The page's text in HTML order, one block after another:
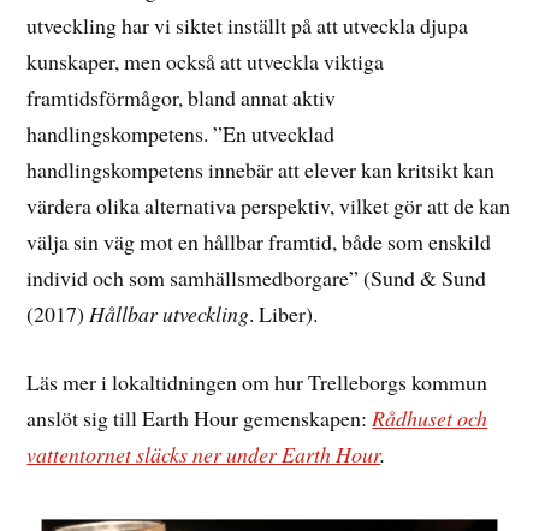
utveckling har vi siktet inställt på att utveckla djupa
kunskaper, men också att utveckla viktiga
framtidsförmågor, bland annat aktiv
handlingskompetens. ”En utvecklad
handlingskompetens innebär att elever kan kritsikt kan
värdera olika alternativa perspektiv, vilket gör att de kan
välja sin väg mot en hållbar framtid, både som enskild
individ och som samhällsmedborgare” (Sund & Sund
(2017)Hållbar utveckling. Liber).
Läs mer i lokaltidningen om hur Trelleborgs kommun
anslöt sig till Earth Hour gemenskapen: Rådhuset och
vattentornet släcks ner under Earth Hour.